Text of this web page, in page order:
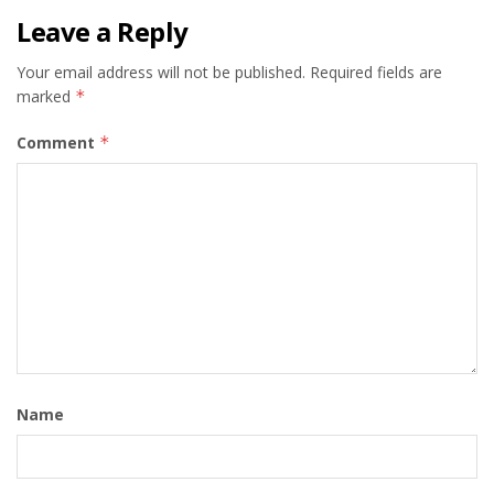
Leave a Reply
Your email address will not be published. Required fields are
marked *
Comment *
Name